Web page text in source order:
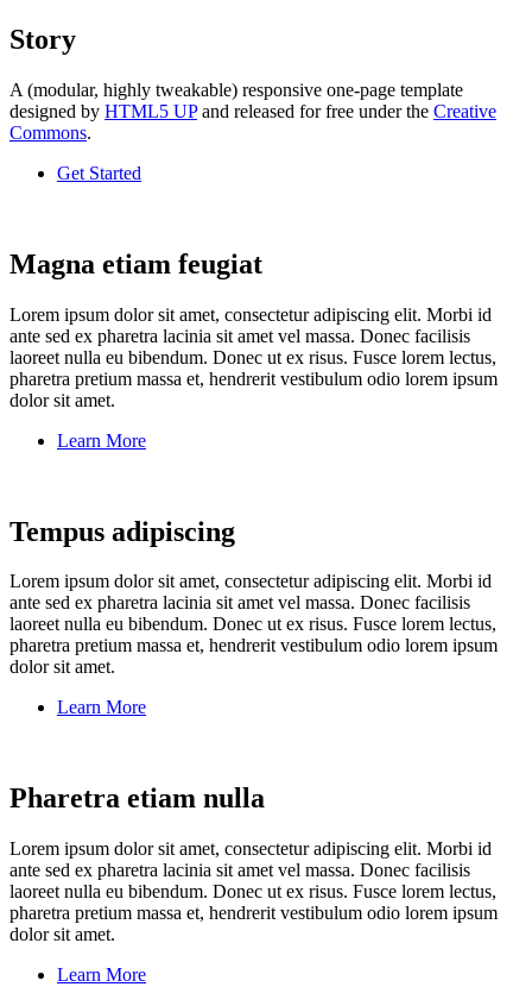
Story
A (modular, highly tweakable) responsive one-page template
designed by HTML5 UPand released for free under the Creative
Commons.
Get Started
Magna etiam feugiat
Lorem ipsum dolor sit amet, consectetur adipiscing elit. Morbi id
ante sed ex pharetra lacinia sit amet vel massa. Donec facilisis
laoreet nulla eu bibendum. Donec ut ex risus. Fusce lorem lectus,
pharetra pretium massa et, hendrerit vestibulum odio lorem ipsum
dolor sit amet.
Learn More
Tempus adipiscing
Lorem ipsum dolor sit amet, consectetur adipiscing elit. Morbi id
ante sed ex pharetra lacinia sit amet vel massa. Donec facilisis
laoreet nulla eu bibendum. Donec ut ex risus. Fusce lorem lectus,
pharetra pretium massa et, hendrerit vestibulum odio lorem ipsum
dolor sit amet.
Learn More
Pharetra etiam nulla
Lorem ipsum dolor sit amet, consectetur adipiscing elit. Morbi id
ante sed ex pharetra lacinia sit amet vel massa. Donec facilisis
laoreet nulla eu bibendum. Donec ut ex risus. Fusce lorem lectus,
pharetra pretium massa et, hendrerit vestibulum odio lorem ipsum
dolor sit amet.
Learn More